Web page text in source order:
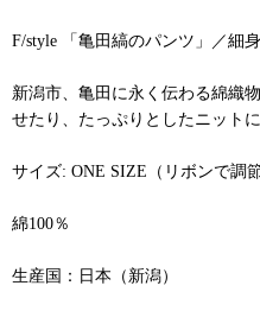
F/style 「亀田縞のパンツ」／細身
新潟市、亀田に永く伝わる綿織
せたり、たっぷりとしたニット
サイズ: ONE SIZE（リボンで調
綿100％
生産国：日本（新潟）